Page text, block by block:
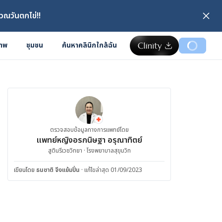
ณวันตกไข่!!
พ ชุมชน ค้นหาคลินิกใกล้ฉัน
ตรวจสอบข้อมูลทางการแพทย์โดย
แพทย์หญิงอรกนิษฐา อรุณาทิตย์
สูตินรีเวชวิทยา · โรงพยาบาลสุขุมวิท
เขียนโดย ธนชาติ จึงแย้มปิ่น · แก้ไขล่าสุด 01/09/2023